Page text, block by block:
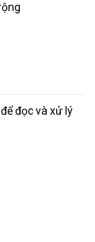
đọc và xử lý